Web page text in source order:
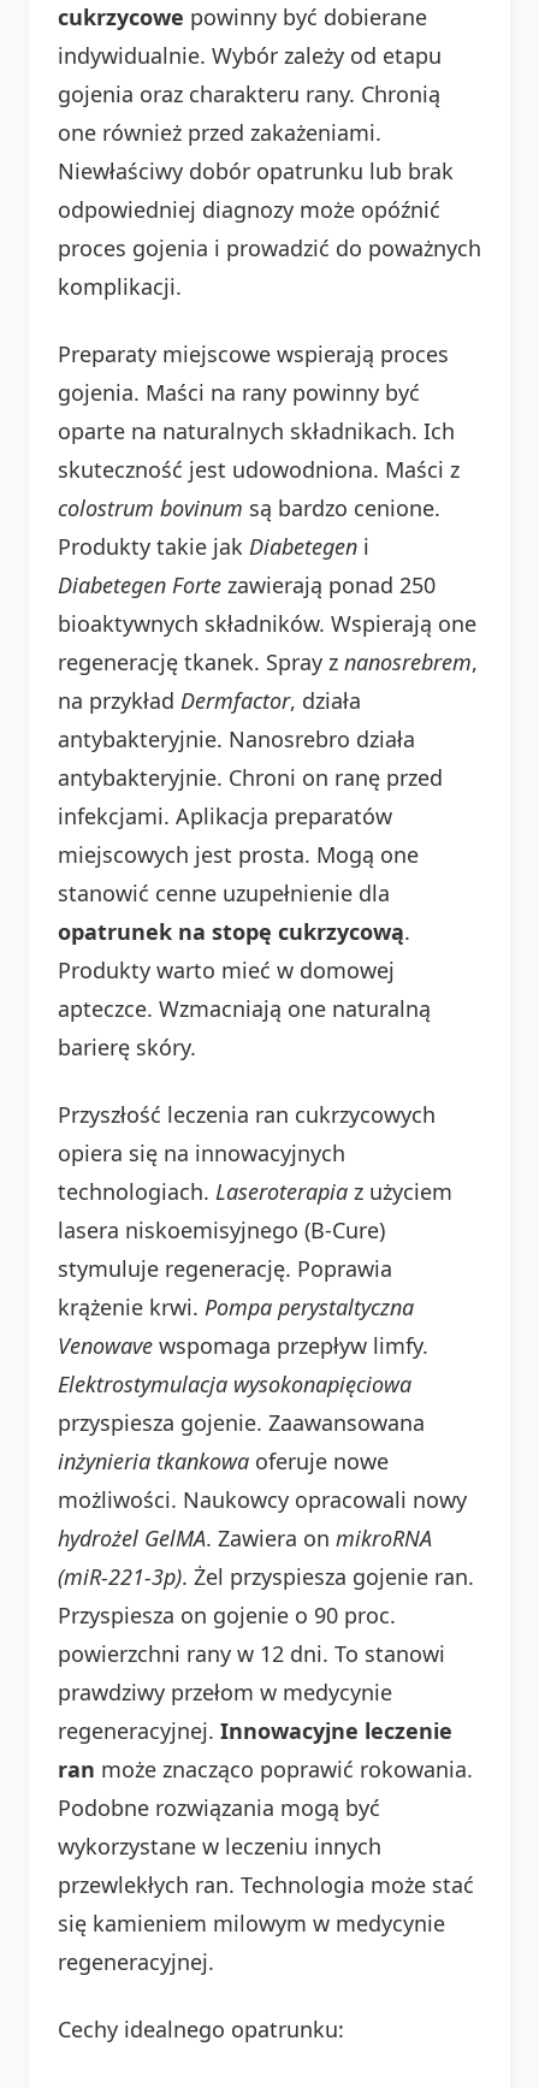
cukrzycowe powinny być dobierane
indywidualnie. Wybór zależy od etapu
gojenia oraz charakteru rany. Chronią
one również przed zakażeniami.
Niewłaściwy dobór opatrunku lub brak
odpowiedniej diagnozy może opóźnić
proces gojenia i prowadzić do poważnych
komplikacji.
Preparaty miejscowe wspierają proces
gojenia. Maści na rany powinny być
oparte na naturalnych składnikach. Ich
skuteczność jest udowodniona. Maści z
colostrum bovinum są bardzo cenione.
Produkty takie jak Diabetegen i
Diabetegen Forte zawierają ponad 250
bioaktywnych składników. Wspierają one
regenerację tkanek. Spray z nanosrebrem,
na przykład Dermfactor, działa
antybakteryjnie. Nanosrebro działa
antybakteryjnie. Chroni on ranę przed
infekcjami. Aplikacja preparatów
miejscowych jest prosta. Mogą one
stanowić cenne uzupełnienie dla
opatrunek na stopę cukrzycową.
Produkty warto mieć w domowej
apteczce. Wzmacniają one naturalną
barierę skóry.
Przyszłość leczenia ran cukrzycowych
opiera się na innowacyjnych
technologiach. Laseroterapia z użyciem
lasera niskoemisyjnego (B-Cure)
stymuluje regenerację. Poprawia
krążenie krwi. Pompa perystaltyczna
Venowave wspomaga przepływ limfy.
Elektrostymulacja wysokonapięciowa
przyspiesza gojenie. Zaawansowana
inżynieria tkankowa oferuje nowe
możliwości. Naukowcy opracowali nowy
hydrożel GelMA. Zawiera on mikroRNA
(miR-221-3p). Żel przyspiesza gojenie ran.
Przyspiesza on gojenie o 90 proc.
powierzchni rany w 12 dni. To stanowi
prawdziwy przełom w medycynie
regeneracyjnej. Innowacyjne leczenie
ran może znacząco poprawić rokowania.
Podobne rozwiązania mogą być
wykorzystane w leczeniu innych
przewlekłych ran. Technologia może stać
się kamieniem milowym w medycynie
regeneracyjnej.
Cechy idealnego opatrunku: